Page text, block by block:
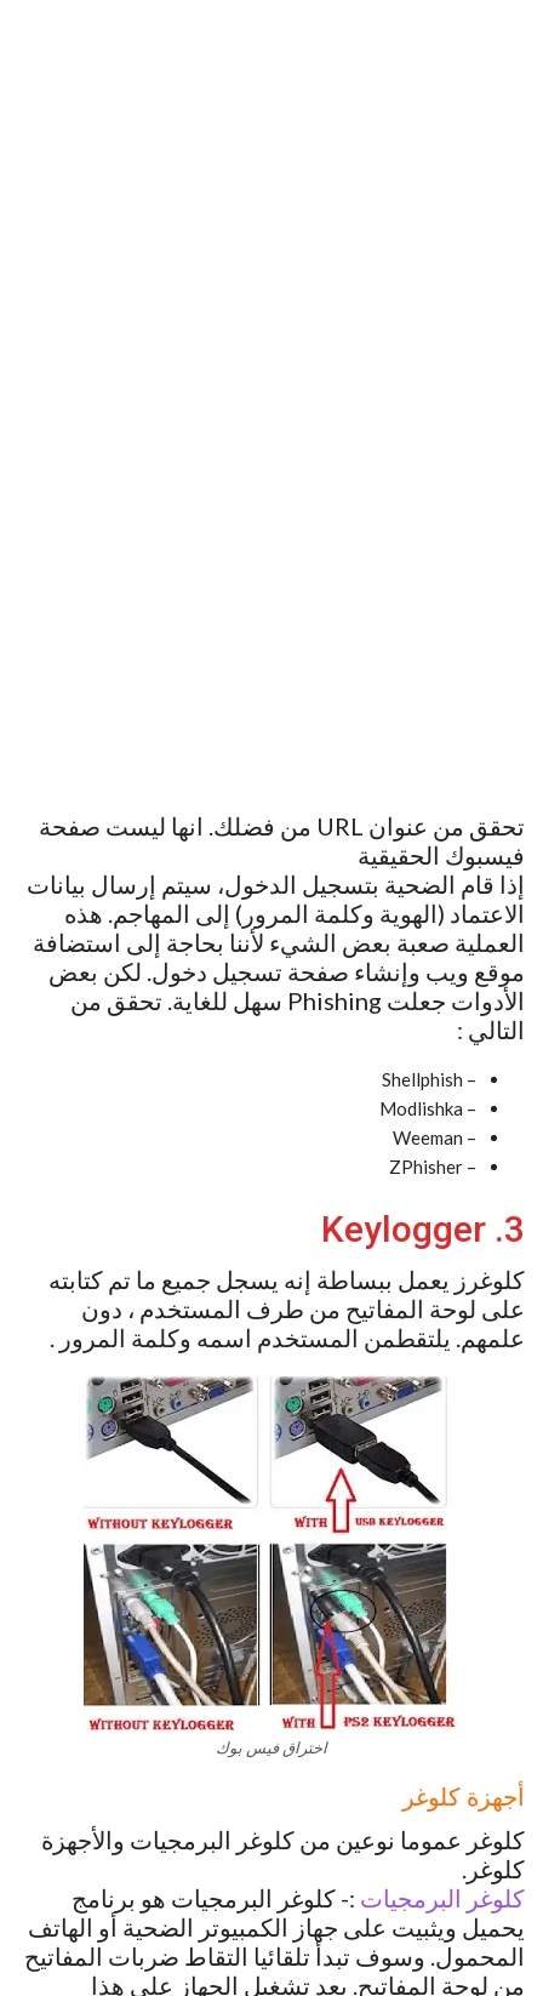
تحقق من عنوان URL من فضلك. انها ليست صفحة
فيسبوك الحقيقية
إذا قام الضحية بتسجيل الدخول، سيتم إرسال بيانات
الاعتماد (الهوية وكلمة المرور) إلى المهاجم. هذه
العملية صعبة بعض الشيء لأننا بحاجة إلى استضافة
موقع ويب وإنشاء صفحة تسجيل دخول. لكن بعض
الأدوات جعلت Phishing سهل للغاية. تحقق من
التالي :
– Shellphish
– Modlishka
– Weeman
– ZPhisher
3. Keylogger
كلوغرز يعمل ببساطة إنه يسجل جميع ما تم كتابته
على لوحة المفاتيح من طرف المستخدم ، دون
علمهم. يلتقطمن المستخدم اسمه وكلمة المرور .
اختراق فيس بوك
أجهزة كلوغر
كلوغر عموما نوعين من كلوغر البرمجيات والأجهزة
كلوغر.
كلوغر البرمجيات :- كلوغر البرمجيات هو برنامج
يحميل ويثبيت على جهاز الكمبيوتر الضحية أو الهاتف
المحمول. وسوف تبدأ تلقائيا التقاط ضربات المفاتيح
من لوحة المفاتيح. بعد تشغيل الجهاز على هذا